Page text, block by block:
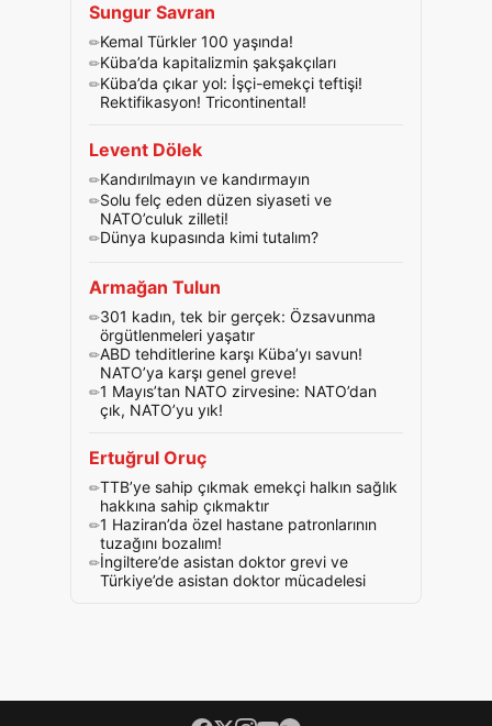
Sungur Savran
Kemal Türkler 100 yaşında!
Küba’da kapitalizmin şakşakçıları
Küba’da çıkar yol: İşçi-emekçi teftişi!
Rektifikasyon! Tricontinental!
Levent Dölek
Kandırılmayın ve kandırmayın
Solu felç eden düzen siyaseti ve
NATO’culuk zilleti!
Dünya kupasında kimi tutalım?
Armağan Tulun
301 kadın, tek bir gerçek: Özsavunma
örgütlenmeleri yaşatır
ABD tehditlerine karşı Küba’yı savun!
NATO’ya karşı genel greve!
1 Mayıs’tan NATO zirvesine: NATO’dan
çık, NATO’yu yık!
Ertuğrul Oruç
TTB’ye sahip çıkmak emekçi halkın sağlık
hakkına sahip çıkmaktır
1 Haziran’da özel hastane patronlarının
tuzağını bozalım!
İngiltere’de asistan doktor grevi ve
Türkiye’de asistan doktor mücadelesi